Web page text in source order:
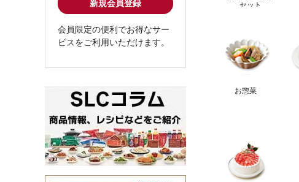
セット
お惣菜
新規会員登録
会員限定の便利でお得なサー
ビスをご利用いただけます。